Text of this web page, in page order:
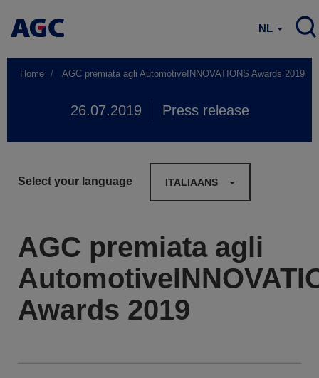
NL
Home AGC premiata agli AutomotiveINNOVATIONS Awards 2019
26.07.2019 Press release
Select your language ITALIAANS
AGC premiata agli
Awards 2019